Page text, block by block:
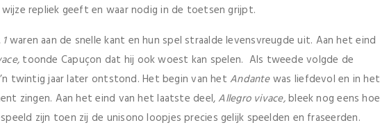
repliek geeft en waar nodig in de toetsen grijpt.
waren aan de snelle kant en hun spel straalde levensvreugde uit. Aan het eind
toonde Capuçon dat hij ook woest kan spelen. Als tweede volgde de
twintig jaar later ontstond. Het begin van hetAndantewas liefdevol en in het
zingen. Aan het eind van het laatste deel,Allegro vivace,bleek nog eens hoe
zijn toen zij de unisono loopjes precies gelijk speelden en fraseerden.